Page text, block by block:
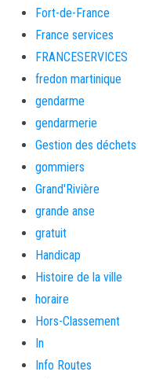
Fort-de-France
France services
FRANCESERVICES
fredon martinique
gendarme
gendarmerie
Gestion des déchets
gommiers
Grand'Rivière
grande anse
gratuit
Handicap
Histoire de la ville
horaire
Hors-Classement
In
Info Routes